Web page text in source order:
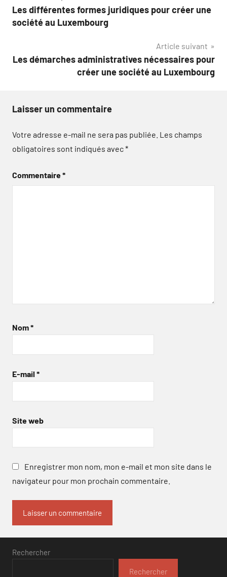
de
Les différentes formes juridiques pour créer une
société au Luxembourg
Article suivant
Les démarches administratives nécessaires pour
créer une société au Luxembourg
Laisser un commentaire
Votre adresse e-mail ne sera pas publiée. Les champs
obligatoires sont indiqués avec*
Commentaire*
Nom*
E-mail *
Site web
Enregistrer mon nom, mon e-mail et mon site dans le
navigateur pour mon prochain commentaire.
Rechercher
Rechercher